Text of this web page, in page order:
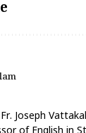
Joseph